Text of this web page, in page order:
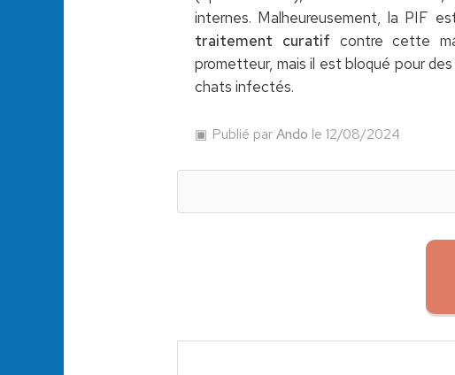
internes. Malheureusement, la PIF
traitement curatif contre cette
prometteur, mais il est bloqué pour
chats infectés.
Publié parAndo le 12/08/2024